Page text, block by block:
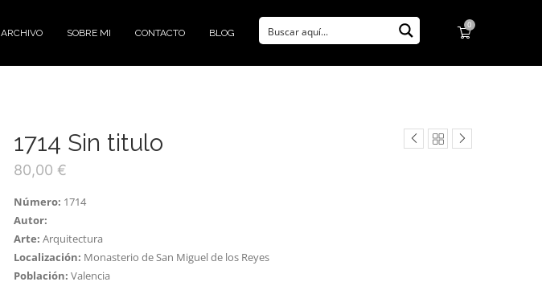
ARCHIVO SOBRE MI CONTACTO BLOG
0
1714 Sin titulo
80,00 €
Número: 1714
Autor:
Arte: Arquitectura
Localización: Monasterio de San Miguel de los Reyes
Población: Valencia